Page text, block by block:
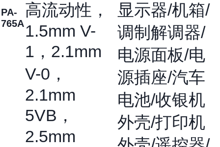
PA-
765A
高流动性，
1.5mm V-
1，2.1mm
V-0，
2.1mm
5VB，
2.5mm
显示器/机箱/
调制解调器/
电源面板/电
源插座/汽车
电池/收银机
外壳/打印机